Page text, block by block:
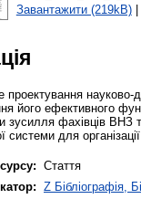
Завантажити (219kB)|
проектування
його ефективного
зусилля фахівців ВНЗ
системи для
Стаття
Z Бібліографія,